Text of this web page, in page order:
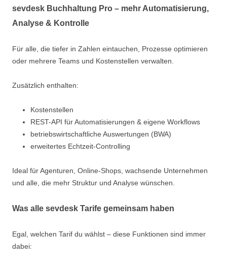
sevdesk Buchhaltung Pro – mehr Automatisierung,
Analyse & Kontrolle
Für alle, die tiefer in Zahlen eintauchen, Prozesse optimieren
oder mehrere Teams und Kostenstellen verwalten.
Zusätzlich enthalten:
Kostenstellen
REST-API für Automatisierungen & eigene Workflows
betriebswirtschaftliche Auswertungen (BWA)
erweitertes Echtzeit-Controlling
Ideal für Agenturen, Online-Shops, wachsende Unternehmen
und alle, die mehr Struktur und Analyse wünschen.
Was alle sevdesk Tarife gemeinsam haben
Egal, welchen Tarif du wählst – diese Funktionen sind immer
dabei: